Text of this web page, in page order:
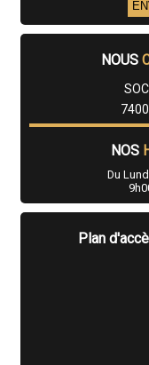
NOUS
NOS
Du
Plan